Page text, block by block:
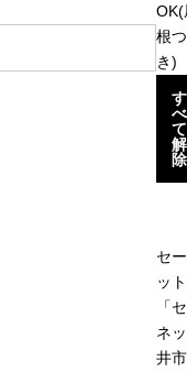
OK(
根つ
き)
す
べ
て
解
除
セ
ット
「
ネ
井